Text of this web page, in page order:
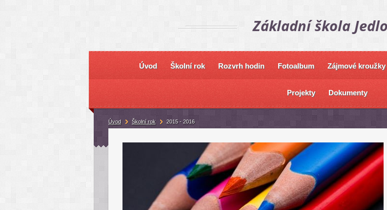
Základní škola
Úvod Školní rok Rozvrh hodin Fotoalbum Zájmové kroužky
Projekty Dokumenty
Úvod Školní rok 2015 - 2016